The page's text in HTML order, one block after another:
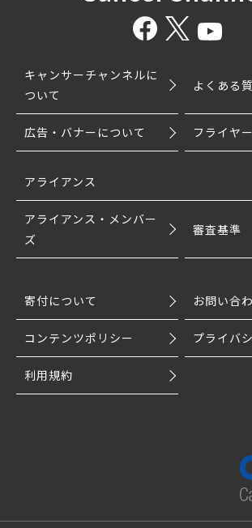
キャンサーチャンネルに
ついて
よくある
広告・バナーについて フライヤ
アライアンス
アライアンス・メンバー
ズ
審査基準
寄付について お問い合
コンテンツポリシー プライバ
利用規約